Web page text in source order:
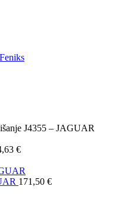
J4355 – JAGUAR
€
171,50 €